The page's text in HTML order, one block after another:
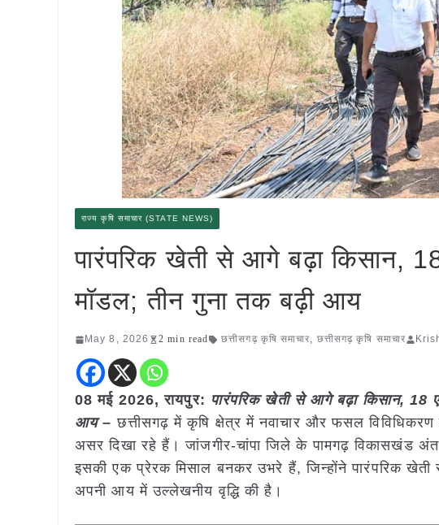
राज्य कृषि समाचार (STATE NEWS)
पारंपरिक खेती से आगे बढ़ा किसान,
मॉडल; तीन गुना तक बढ़ी आय
May 8, 2026 2 min read छत्तीसगढ़ कृषि समाचार, छत्तीसगढ़ कृषि समाचार
08 मई 2026, रायपुर: पारंपरिक खेती से आगे बढ़ा किसान, 18
आय –छत्तीसगढ़ में कृषि क्षेत्र में नवाचार और फसल
असर दिखा रहे हैं। जांजगीर-चांपा जिले के पामगढ़ विकासखंड
इसकी एक प्रेरक मिसाल बनकर उभरे हैं, जिन्होंने पारंपरिक
अपनी आय में उल्लेखनीय वृद्धि की है।